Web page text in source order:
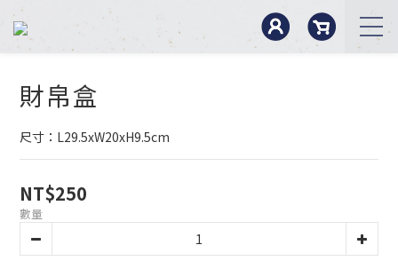
財帛盒
尺寸：L29.5xW20xH9.5cm
NT$250
數量